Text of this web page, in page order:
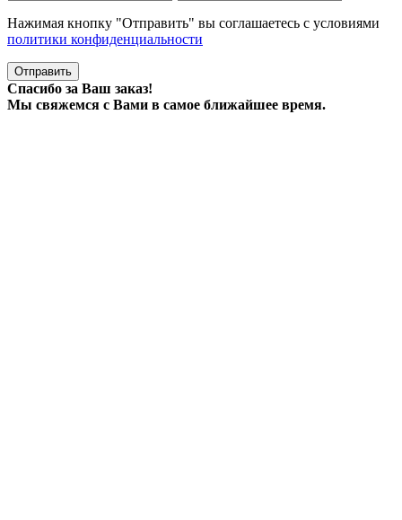
Нажимая кнопку "Отправить" вы соглашаетесь с условиями
политики конфиденциальности
Отправить
Спасибо за Ваш заказ!
Мы свяжемся с Вами в самое ближайшее время.